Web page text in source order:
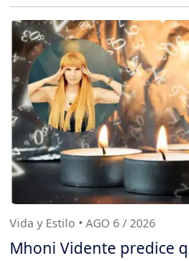
Vida y Estilo • AGO 6 / 2026
Mhoni Vidente predice